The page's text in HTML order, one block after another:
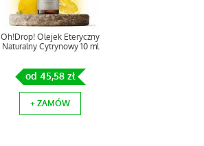
Oh!Drop! Olejek Eteryczny
Naturalny Cytrynowy 10 ml
od 45,58 zł
+ ZAMÓW